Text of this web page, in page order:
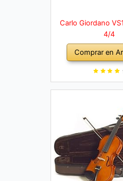
Carlo Giordano
4/4
Comprar en